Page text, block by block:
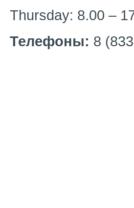
Thursday: 8.00 –
Телефоны: 8